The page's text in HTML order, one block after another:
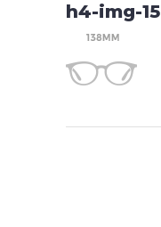
h4-img-15